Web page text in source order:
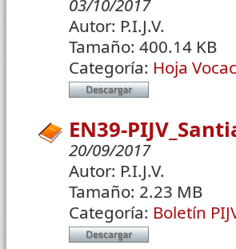
03/10/2017
Autor: P.I.J.V.
Tamaño: 400.14 KB
Categoría: Hoja
EN39-
20/09/2017
Autor: P.I.J.V.
Tamaño: 2.23 MB
Categoría: Boletín